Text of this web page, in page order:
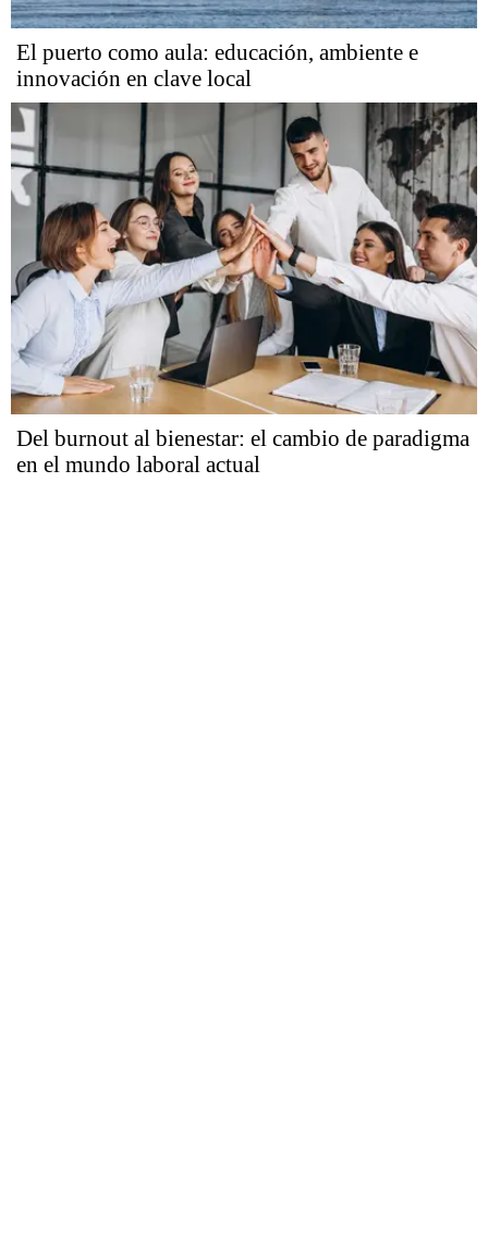
El puerto como aula: educación, ambiente e
innovación en clave local
Del burnout al bienestar: el cambio de paradigma
en el mundo laboral actual